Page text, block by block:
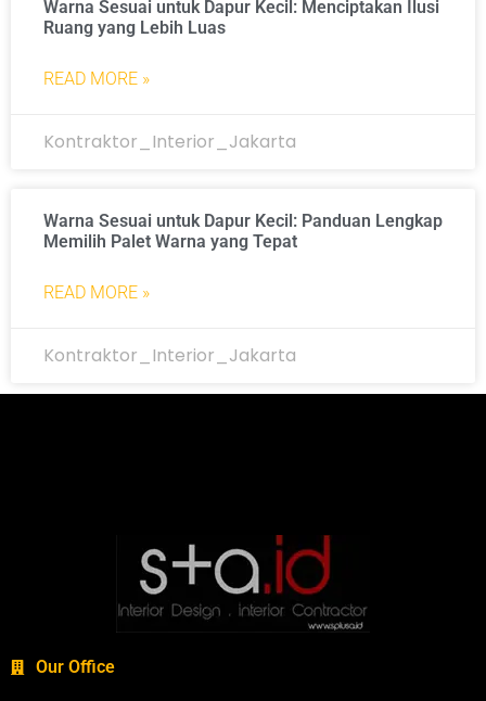
Warna Sesuai untuk Dapur Kecil: Menciptakan Ilusi
Ruang yang Lebih Luas
READ MORE »
Kontraktor_Interior_Jakarta
Warna Sesuai untuk Dapur Kecil: Panduan Lengkap
Memilih Palet Warna yang Tepat
READ MORE »
Kontraktor_Interior_Jakarta
Our Office